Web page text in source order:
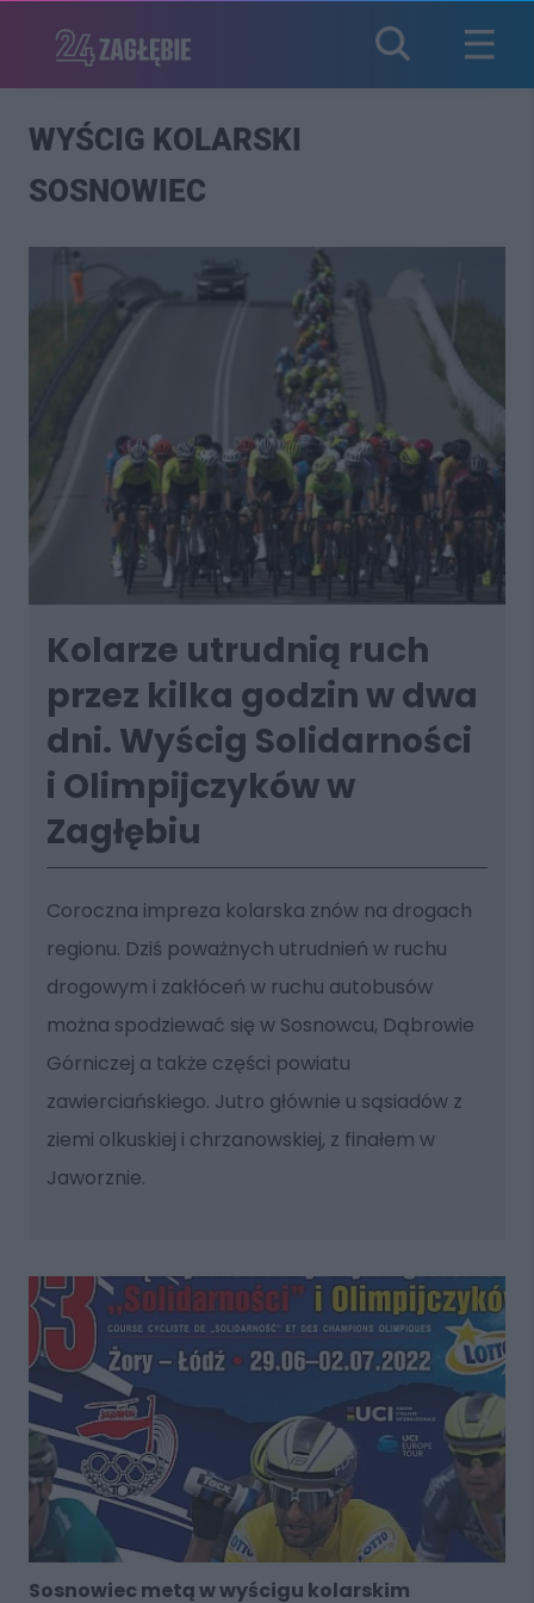
WYŚCIG KOLARSKI
SOSNOWIEC
Kolarze utrudnią ruch
przez kilka godzin w dwa
dni. Wyścig Solidarności
i Olimpijczyków w
Zagłębiu
Coroczna impreza kolarska znów na drogach
regionu. Dziś poważnych utrudnień w ruchu
drogowym i zakłóceń w ruchu autobusów
można spodziewać się w Sosnowcu, Dąbrowie
Górniczej a także części powiatu
zawierciańskiego. Jutro głównie u sąsiadów z
ziemi olkuskiej i chrzanowskiej, z finałem w
Jaworznie.
Sosnowiec metą w wyścigu kolarskim